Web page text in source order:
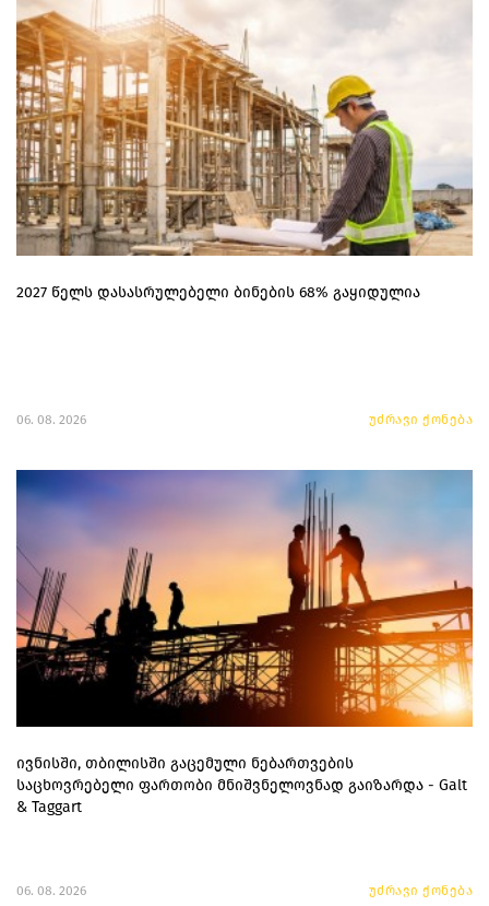
2027 წელს დასასრულებელი ბინების 68% გაყიდულია
06. 08. 2026 უძრავი ქონება
ივნისში, თბილისში გაცემული ნებართვების
საცხოვრებელი ფართობი მნიშვნელოვნად გაიზარდა - Galt
& Taggart
06. 08. 2026 უძრავი ქონება